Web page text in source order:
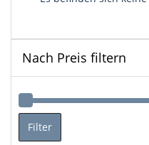
Nach Preis filtern
Filter